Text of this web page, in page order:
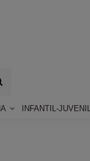
INFANTIL-JUVENIL